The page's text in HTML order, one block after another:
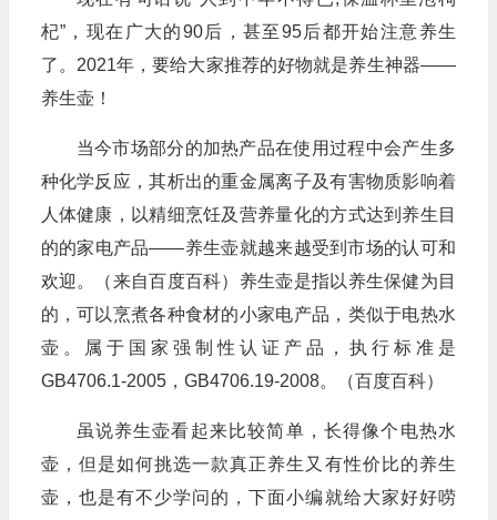
杞”，现在广大的90后，甚至95后都开始注意养生
了。2021年，要给大家推荐的好物就是养生神器——
养生壶！
当今市场部分的加热产品在使用过程中会产生多
种化学反应，其析出的重金属离子及有害物质影响着
人体健康，以精细烹饪及营养量化的方式达到养生目
的的家电产品——养生壶就越来越受到市场的认可和
欢迎。（来自百度百科）养生壶是指以养生保健为目
的，可以烹煮各种食材的小家电产品，类似于电热水
壶。属于国家强制性认证产品，执行标准是
GB4706.1-2005，GB4706.19-2008。（百度百科）
虽说养生壶看起来比较简单，长得像个电热水
壶，但是如何挑选一款真正养生又有性价比的养生
壶，也是有不少学问的，下面小编就给大家好好唠